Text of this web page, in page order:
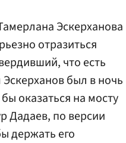
Эскерханова
отразиться
что есть
был в ночь
оказаться на мосту
Дадаев, по версии
держать его